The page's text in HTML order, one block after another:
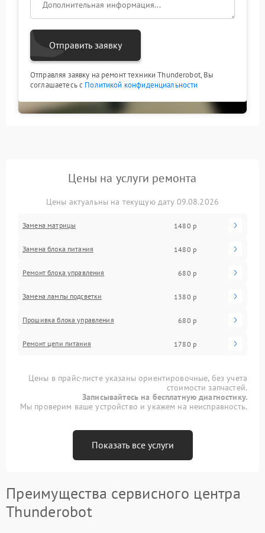
Отправить заявку
Отправляя заявку на ремонт техники Thunderobot, Вы
соглашаетесь с Политикой конфиденциальности
Цены на услуги ремонта
Цены актуальны на текущую дату 09.08.2026
Замена матрицы 1480 р
Замена блока питания 1480 р
Ремонт блока управления 680 р
Замена лампы подсветки 1380 р
Прошивка блока управления 680 р
Ремонт цепи питания 1780 р
Цены в прайс-листе указаны ориентировочные, без учета
стоимости запчастей.
Записывайтесь на бесплатную диагностику.
Мы проверим ваше устройство и укажем на неисправность.
Показать все услуги
Преимущества сервисного центра
Thunderobot